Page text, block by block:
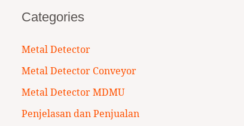
Categories
Metal Detector
Metal Detector Conveyor
Metal Detector MDMU
Penjelasan dan Penjualan